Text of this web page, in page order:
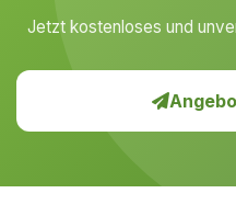
Jetzt kostenloses und